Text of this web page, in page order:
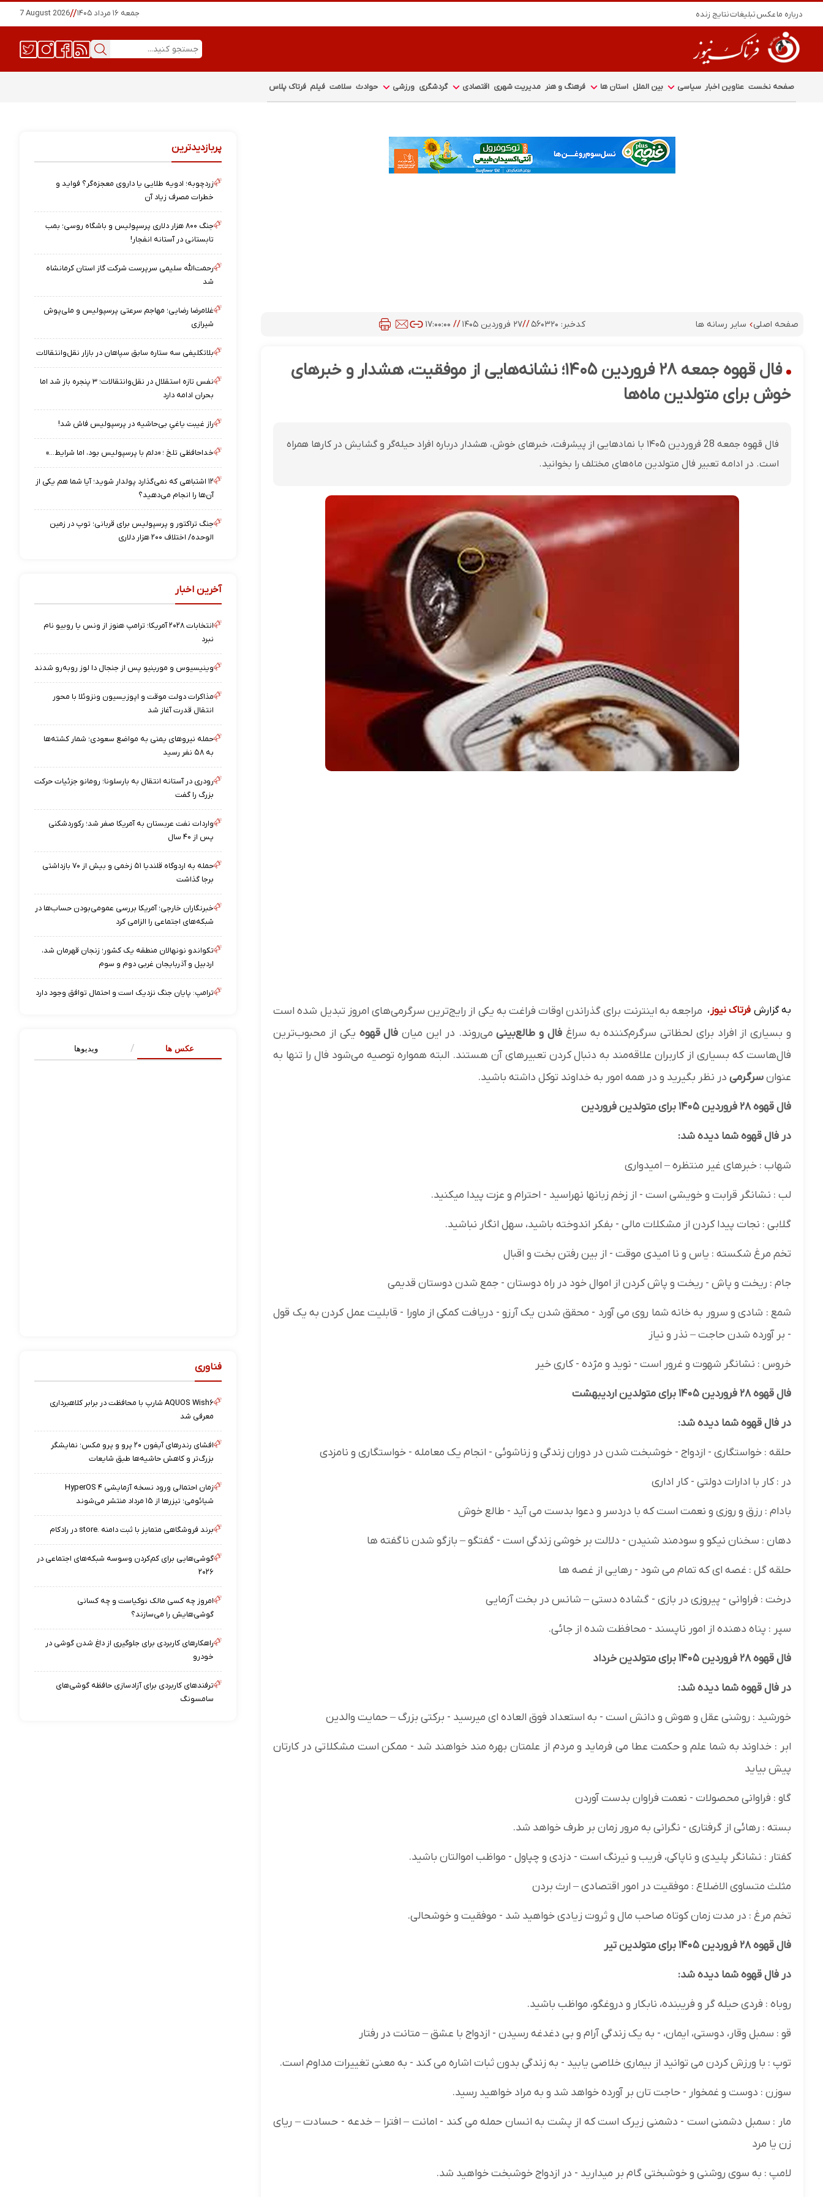
درباره ماعکستبلیغاتنتایج زنده جمعه ۱۶ مرداد ۱۴۰۵ //
7 August 2026
صفحه نخست عناوین اخبار سیاسی بین الملل استان ها فرهنگ و هنر مدیریت شهری اقتصادی گردشگری ورزشی حوادث سلامت فیلم فرتاک پلاس
صفحه اصلی سایر رسانه ها کدخبر: ۵۶۰۳۲۰ //۲۷ فروردین ۱۴۰۵ // ۱۷:۰۰:۰۰
فال قهوه جمعه ۲۸ فروردین ۱۴۰۵؛ نشانه‌هایی از موفقیت، هشدار و خبرهای
خوش برای متولدین ماه‌ها
فال قهوه جمعه 28 فروردین ۱۴۰۵ با نمادهایی از پیشرفت، خبرهای خوش، هشدار درباره افراد حیله‌گر و گشایش در کارها همراه
است. در ادامه تعبیر فال متولدین ماه‌های مختلف را بخوانید.
به گزارش فرتاک نیوز ، مراجعه به اینترنت برای گذراندن اوقات فراغت به یکی از رایج‌ترین سرگرمی‌های امروز تبدیل شده است
و بسیاری از افراد برای لحظاتی سرگرم‌کننده به سراغفال و طالع‌بینیمی‌روند. در این میان فال قهوه یکی از محبوب‌ترین
فال‌هاست که بسیاری از کاربران علاقه‌مند به دنبال کردن تعبیرهای آن هستند. البته همواره توصیه می‌شود فال را تنها به
عنوانسرگرمی در نظر بگیرید و در همه امور به خداوند توکل داشته باشید.
فال قهوه ۲۸ فروردین ۱۴۰۵ برای متولدین فروردین
در فال قهوه شما دیده شد:
شهاب : خبرهای غیر منتظره – امیدواری
لب : نشانگر قرابت و خویشی است - از زخم زبانها نهراسید - احترام و عزت پیدا میکنید.
گلابی : نجات پیدا کردن از مشکلات مالی - بفکر اندوخته باشید، سهل انگار نباشید.
تخم مرغ شکسته : یاس و نا امیدی موقت - از بین رفتن بخت و اقبال
جام : ریخت و پاش - ریخت و پاش کردن از اموال خود در راه دوستان - جمع شدن دوستان قدیمی
شمع : شادی و سرور به خانه شما روی می آورد - محقق شدن یک آرزو - دریافت کمکی از ماورا - قابلیت عمل کردن به یک قول
- بر آورده شدن حاجت – نذر و نیاز
خروس : نشانگر شهوت و غرور است - نوید و مژده - کاری خیر
فال قهوه ۲۸ فروردین ۱۴۰۵ برای متولدین اردیبهشت
در فال قهوه شما دیده شد:
حلقه : خواستگاری - ازدواج - خوشبخت شدن در دوران زندگی و زناشوئی - انجام یک معامله - خواستگاری و نامزدی
در : کار با ادارات دولتی - کار اداری
بادام : رزق و روزی و نعمت است که با دردسر و دعوا بدست می آید - طالع خوش
دهان : سخنان نیکو و سودمند شنیدن - دلالت بر خوشی زندگی است - گفتگو – بازگو شدن ناگفته ها
حلقه گل : غصه ای که تمام می شود - رهایی از غصه ها
درخت : فراوانی - پیروزی در بازی - گشاده دستی – شانس در بخت آزمایی
سپر : پناه دهنده از امور ناپسند - محافظت شده از جائی.
فال قهوه ۲۸ فروردین ۱۴۰۵ برای متولدین خرداد
در فال قهوه شما دیده شد:
خورشید : روشنی عقل و هوش و دانش است - به استعداد فوق العاده ای میرسید - برکتی بزرگ – حمایت والدین
ابر : خداوند به شما علم و حکمت عطا می فرماید و مردم از علمتان بهره مند خواهند شد - ممکن است مشکلاتی در کارتان
پیش بیاید
گاو : فراوانی محصولات - نعمت فراوان بدست آوردن
بسته : رهائی از گرفتاری - نگرانی به مرور زمان بر طرف خواهد شد.
کفتار : نشانگر پلیدی و ناپاکی، فریب و نیرنگ است - دزدی و چپاول - مواظب اموالتان باشید.
مثلث متساوی الاضلاع : موفقیت در امور اقتصادی – ارث بردن
تخم مرغ : در مدت زمان کوتاه صاحب مال و ثروت زیادی خواهید شد - موفقیت و خوشحالی.
فال قهوه ۲۸ فروردین ۱۴۰۵ برای متولدین تیر
در فال قهوه شما دیده شد:
روباه : فردی حیله گر و فریبنده، نابکار و دروغگو، مواظب باشید.
قو : سمبل وقار، دوستی، ایمان، - به یک زندگی آرام و بی دغدغه رسیدن - ازدواج با عشق – متانت در رفتار
توپ : با ورزش کردن می توانید از بیماری خلاصی یابید - به زندگی بدون ثبات اشاره می کند - به معنی تغییرات مداوم است.
سوزن : دوست و غمخوار - حاجت تان بر آورده خواهد شد و به مراد خواهید رسید.
مار : سمبل دشمنی است - دشمنی زیرک است که از پشت به انسان حمله می کند - امانت – افترا – خدعه - حسادت – ریای
زن یا مرد
لامپ : به سوی روشنی و خوشبختی گام بر میدارید - در ازدواج خوشبخت خواهید شد.
پربازدیدترین
زردچوبه؛ ادویه طلایی یا داروی معجزه‌گر؟ فواید و
خطرات مصرف زیاد آن
جنگ ۸۰۰ هزار دلاری پرسپولیس و باشگاه روسی؛ بمب
تابستانی در آستانه انفجار!
رحمت‌الله سلیمی سرپرست شرکت گاز استان کرمانشاه
شد
غلامرضا رضایی؛ مهاجم سرعتی پرسپولیس و ملی‌پوش
شیرازی
بلاتکلیفی سه ستاره سابق سپاهان در بازار نقل‌وانتقالات
نفس تازه استقلال در نقل‌وانتقالات؛ ۳ پنجره باز شد اما
بحران ادامه دارد
راز غیبت یاغیِ بی‌حاشیه در پرسپولیس فاش شد!
خداحافظی تلخ ؛ «دلم با پرسپولیس بود، اما شرایط…»
۱۲ اشتباهی که نمی‌گذارد پولدار شوید؛ آیا شما هم یکی از
آن‌ها را انجام می‌دهید؟
جنگ تراکتور و پرسپولیس برای قربانی؛ توپ در زمین
الوحده/ اختلاف ۲۰۰ هزار دلاری
آخرین اخبار
انتخابات ۲۰۲۸ آمریکا؛ ترامپ هنوز از ونس یا روبیو نام
نبرد
وینیسیوس و مورینیو پس از جنجال دا لوز رو‌به‌رو شدند
مذاکرات دولت موقت و اپوزیسیون ونزوئلا با محور
انتقال قدرت آغاز شد
حمله نیروهای یمنی به مواضع سعودی؛ شمار کشته‌ها
به ۵۸ نفر رسید
رودری در آستانه انتقال به بارسلونا؛ رومانو جزئیات حرکت
بزرگ را گفت
واردات نفت عربستان به آمریکا صفر شد؛ رکوردشکنی
پس از ۴۰ سال
حمله به اردوگاه قلندیا ۵۱ زخمی و بیش از ۷۰ بازداشتی
برجا گذاشت
خبرنگاران خارجی؛ آمریکا بررسی عمومی‌بودن حساب‌ها در
شبکه‌های اجتماعی را الزامی کرد
تکواندو نونهالان منطقه یک کشور؛ زنجان قهرمان شد،
اردبیل و آذربایجان غربی دوم و سوم
ترامپ: پایان جنگ نزدیک است و احتمال توافق وجود دارد
عکس ها ویدیوها
فناوری
AQUOS Wish۶ شارپ با محافظت در برابر کلاهبرداری
معرفی شد
افشای رندرهای آیفون ۲۰ پرو و پرو مکس؛ نمایشگر
بزرگ‌تر و کاهش حاشیه‌ها طبق شایعات
زمان احتمالی ورود نسخه آزمایشی HyperOS ۴
شیائومی؛ تیزرها از ۱۵ مرداد منتشر می‌شوند
برند فروشگاهی متمایز با ثبت دامنه .store در رادکام
گوشی‌هایی برای کم‌کردن وسوسه شبکه‌های اجتماعی در
۲۰۲۶
امروز چه کسی مالک نوکیاست و چه کسانی
گوشی‌هایش را می‌سازند؟
راهکارهای کاربردی برای جلوگیری از داغ شدن گوشی در
خودرو
ترفندهای کاربردی برای آزادسازی حافظه گوشی‌های
سامسونگ